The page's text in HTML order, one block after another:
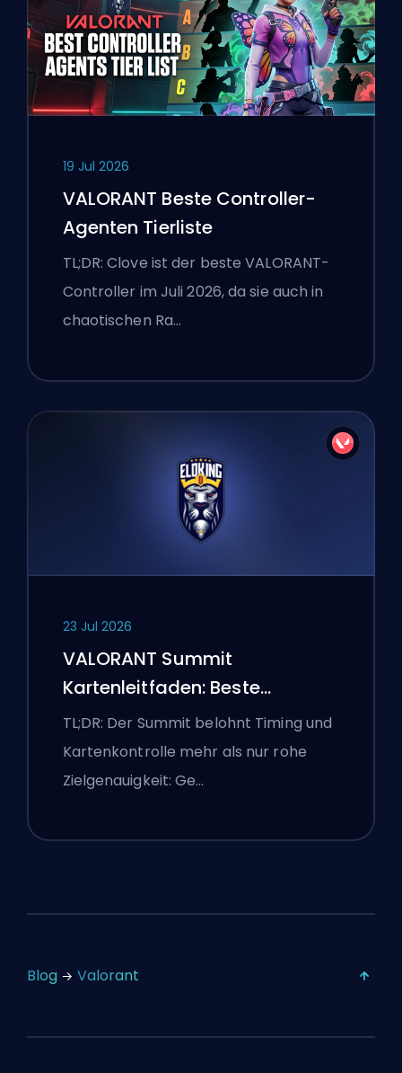
19 Jul 2026
VALORANT Beste Controller-
Agenten Tierliste
TL;DR: Clove ist der beste VALORANT-
Controller im Juli 2026, da sie auch in
chaotischen Ra…
23 Jul 2026
VALORANT Summit
Kartenleitfaden: Beste
Agenten, Callouts und
Smokes
TL;DR: Der Summit belohnt Timing und
Kartenkontrolle mehr als nur rohe
Zielgenauigkeit: Ge…
Blog Valorant